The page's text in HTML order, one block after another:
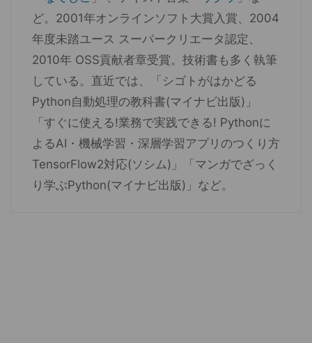
ど。2001年オンラインソフト大賞入賞、2004
年度未踏ユース スーパークリエータ認定、
2010年 OSS貢献者章受賞。技術書も多く執筆
している。直近では、「シゴトがはかどる
Python自動処理の教科書(マイナビ出版)」
「すぐに使える!業務で実践できる! Pythonに
よるAI・機械学習・深層学習アプリのつくり方
TensorFlow2対応(ソシム)」「マンガでざっく
り学ぶPython(マイナビ出版)」など。